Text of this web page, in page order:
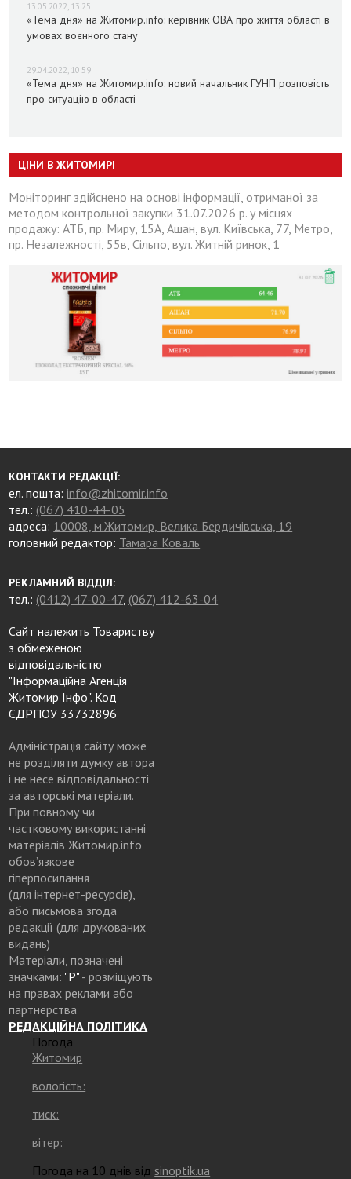
13.05.2022, 13:25
«Тема дня» на Житомир.info: керівник ОВА про життя області в
умовах воєнного стану
29.04.2022, 10:59
«Тема дня» на Житомир.info: новий начальник ГУНП розповість
про ситуацію в області
ЦІНИ В ЖИТОМИРІ
Моніторинг здійснено на основі інформації, отриманої за
методом контрольної закупки 31.07.2026 р. у місцях
продажу: АТБ, пр. Миру, 15А, Ашан, вул. Київська, 77, Метро,
пр. Незалежності, 55в, Сільпо, вул. Житній ринок, 1
КОНТАКТИ РЕДАКЦІЇ:
ел. пошта:info@zhitomir.info
тел.: (067) 410-44-05
адреса: 10008, м.Житомир, Велика Бердичівська, 19
головний редактор: Тамара Коваль
РЕКЛАМНИЙ ВІДДІЛ:
тел.: (0412) 47-00-47, (067) 412-63-04
Сайт належить Товариству
з обмеженою
відповідальністю
"Інформаційна Агенція
Житомир Інфо". Код
ЄДРПОУ 33732896
Адміністрація сайту може
не розділяти думку автора
і не несе відповідальності
за авторські матеріали.
При повному чи
частковому використанні
матеріалів Житомир.info
обов’язкове
гіперпосилання
(для інтернет-ресурсів),
або письмова згода
редакції (для друкованих
видань)
Матеріали, позначені
значками: "Р"- розміщують
на правах реклами або
партнерства
РЕДАКЦІЙНА ПОЛІТИКА
Погода
Житомир
вологість:
тиск:
вітер:
Погода на 10 днів від sinoptik.ua